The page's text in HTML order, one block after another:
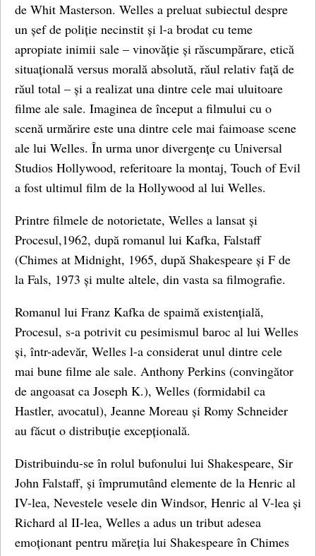
de Whit Masterson. Welles a preluat subiectul despre
un șef de poliție necinstit și l-a brodat cu teme
apropiate inimii sale – vinovăție și răscumpărare, etică
situațională versus morală absolută, răul relativ față de
răul total – și a realizat una dintre cele mai uluitoare
filme ale sale. Imaginea de început a filmului cu o
scenă urmărire este una dintre cele mai faimoase scene
ale lui Welles. În urma unor divergențe cu Universal
Studios Hollywood, referitoare la montaj, Touch of Evil
a fost ultimul film de la Hollywood al lui Welles.
Printre filmele de notorietate, Welles a lansat și
Procesul,1962, după romanul lui Kafka, Falstaff
(Chimes at Midnight, 1965, după Shakespeare și F de
la Fals, 1973 și multe altele, din vasta sa filmografie.
Romanul lui Franz Kafka de spaimă existențială,
Procesul, s-a potrivit cu pesimismul baroc al lui Welles
și, într-adevăr, Welles l-a considerat unul dintre cele
mai bune filme ale sale. Anthony Perkins (convingător
de angoasat ca Joseph K.), Welles (formidabil ca
Hastler, avocatul), Jeanne Moreau și Romy Schneider
au făcut o distribuție excepțională.
Distribuindu-se în rolul bufonului lui Shakespeare, Sir
John Falstaff, și împrumutând elemente de la Henric al
IV-lea, Nevestele vesele din Windsor, Henric al V-lea și
Richard al II-lea, Welles a adus un tribut adesea
emoționant pentru măreția lui Shakespeare în Chimes